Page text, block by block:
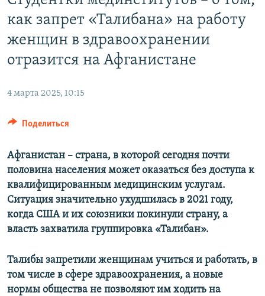
как запрет «Талибана» на работу
женщин в здравоохранении
отразится на Афганистане
4 марта 2025, 10:15
Поделиться
Афганистан – страна, в которой сегодня почти
половина населения может оказаться без доступа к
квалифицированным медицинским услугам.
Ситуация значительно ухудшилась в 2021 году,
когда США и их союзники покинули страну, а
власть захватила группировка «Талибан».
Талибы запретили женщинам учиться и работать, в
том числе в сфере здравоохранения, а новые
нормы общества не позволяют им ходить на